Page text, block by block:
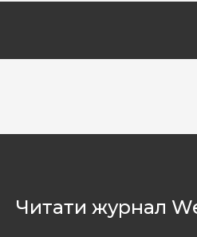
Читати журнал